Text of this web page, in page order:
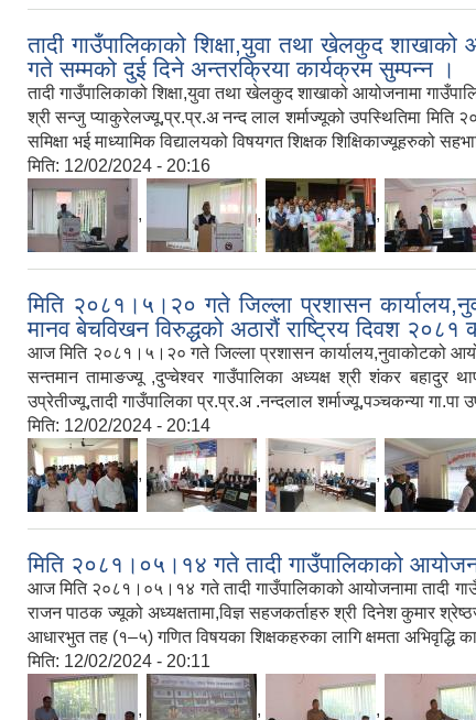
तादी गाउँपालिकाको शिक्षा,युवा तथा खेलकुद
गते सम्मको दुई दिने अन्तरक्रिया कार्यक्रम सुम्पन्न ।
तादी गाउँपालिकाको शिक्षा,युवा तथा खेलकुद शाखाको आयोजनामा
श्री सन्जु प्याकुरेलज्यू,प्र.प्र.अ नन्द लाल शर्माज्यूको उपस्थितिमा
समिक्षा भई माध्यामिक विद्यालयको विषयगत शिक्षक शिक्षिकाज्यूहरुको
मिति: 12/02/2024 - 20:16
, , ,
मिति २०८१।५।२० गते जिल्ला प्रशासन
मानव बेचविखन विरुद्धको अठारौं राष्ट्रिय दिवश
आज मिति २०८१।५।२० गते जिल्ला प्रशासन कार्यालय,नुवाकोटको
सन्तमान तामाङज्यू ,दुप्चेश्वर गाउँपालिका अध्यक्ष श्री शंकर बहादुर
उप्रेतीज्यू,तादी गाउँपालिका प्र.प्र.अ .नन्दलाल शर्माज्यू,पञ्चकन्या गा.पा
मिति: 12/02/2024 - 20:14
, , ,
मिति २०८१।०५।१४ गते तादी गाउँपालिकाको
आज मिति २०८१।०५।१४ गते तादी गाउँपालिकाको आयोजनामा तादी
राजन पाठक ज्यूको अध्यक्षतामा,विज्ञ सहजकर्ताहरु श्री दिनेश कुमार
आधारभुत तह (१–५) गणित विषयका शिक्षकहरुका लागि क्षमता अभिवृद्धि
मिति: 12/02/2024 - 20:11
, , ,